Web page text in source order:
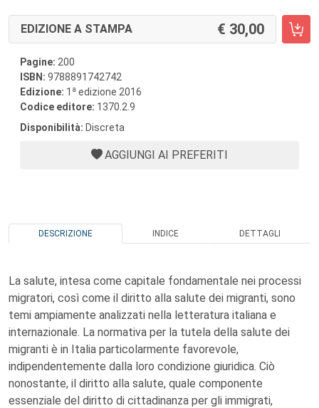
EDIZIONE A STAMPA 30,00
Pagine: 200
ISBN: 9788891742742
Edizione: 1 a edizione 2016
Codice editore: 1370.2.9
Disponibilità: Discreta
AGGIUNGI AI PREFERITI
DESCRIZIONE INDICE DETTAGLI
La salute, intesa come capitale fondamentale nei processi
migratori, così come il diritto alla salute dei migranti, sono
temi ampiamente analizzati nella letteratura italiana e
internazionale. La normativa per la tutela della salute dei
migranti è in Italia particolarmente favorevole,
indipendentemente dalla loro condizione giuridica. Ciò
nonostante, il diritto alla salute, quale componente
essenziale del diritto di cittadinanza per gli immigrati,